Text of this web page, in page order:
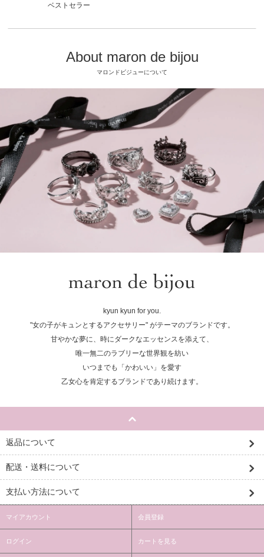
ベストセラー
About maron de bijou
マロンドビジューについて
kyun kyun for you.
"女の子がキュンとするアクセサリー" がテーマのブランドです。
甘やかな夢に、時にダークなエッセンスを添えて、
唯一無二のラブリーな世界観を紡い
いつまでも「かわいい」を愛す
乙女心を肯定するブランドであり続けます。
返品について
配送・送料について
支払い方法について
マイアカウント 会員登録
ログイン カートを見る